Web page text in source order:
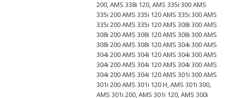
200, AMS 338i 120, AMS 335i 300 AMS
335i 200 AMS 335i 120 AMS 335i 300 AMS
335i 200 AMS 335i 120 AMS 308i 300 AMS
308i 200 AMS 308i 120 AMS 308i 300 AMS
308i 200 AMS 308i 120 AMS 304i 300 AMS
304i 200 AMS 304i 120 AMS 304i 300 AMS
304i 200 AMS 304i 120 AMS 304i 300 AMS
304i 200 AMS 304i 120 AMS 301i 300 AMS
301i 200 AMS 301i 120 H, AMS 301i 300,
AMS 301i 200, AMS 301i 120, AMS 300i